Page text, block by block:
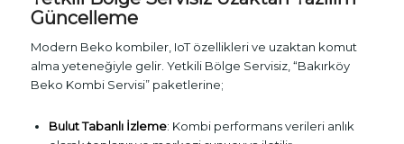
Güncelleme
Modern Beko kombiler, IoT özellikleri ve uzaktan komut
alma yeteneğiyle gelir. Yetkili Bölge Servisiz, “Bakırköy
Beko Kombi Servisi” paketlerine;
Bulut Tabanlı İzleme: Kombi performans verileri anlık